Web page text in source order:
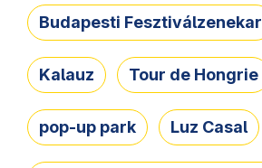
Budapesti Fesztiválzenekar
Kalauz Tour de Hongrie
pop-up park Luz Casal